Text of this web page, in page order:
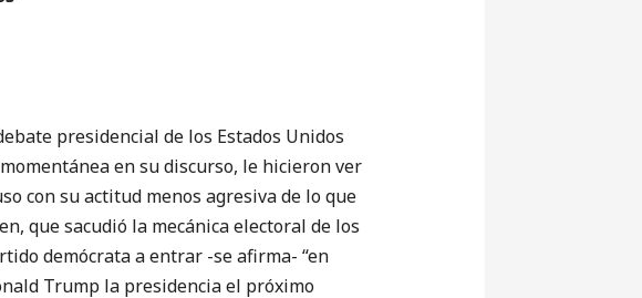
presidencial de los Estados Unidos
en su discurso, le hicieron ver
con su actitud menos agresiva de lo que
que sacudió la mecánica electoral de los
demócrata a entrar -se afirma- “en
Trump la presidencia el próximo